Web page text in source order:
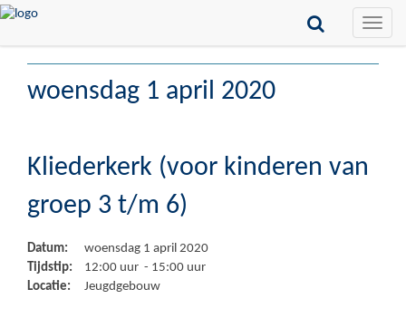
Toggle
woensdag 1 april 2020
Kliederkerk (voor kinderen van
groep 3 t/m 6)
Datum:
woensdag 1 april 2020
Tijdstip:
12:00 uur - 15:00 uur
Locatie:
Jeugdgebouw